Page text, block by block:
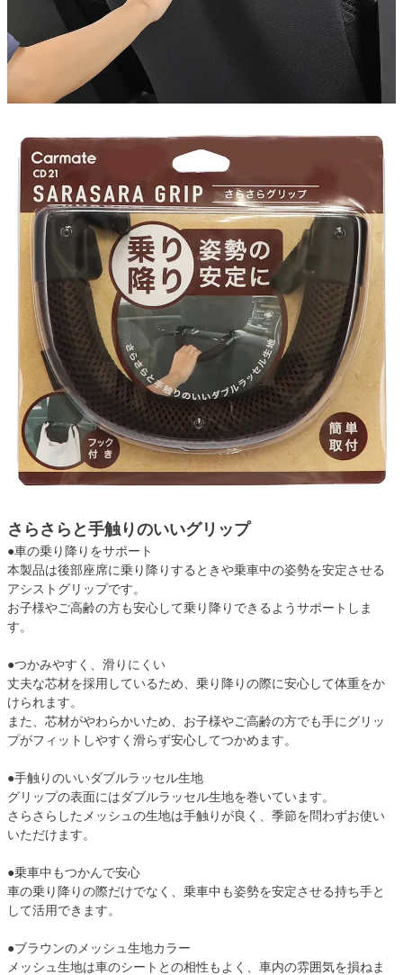
さらさらと手触りのいいグリップ
●車の乗り降りをサポート
本製品は後部座席に乗り降りするときや乗車中の姿勢を安定させる
アシストグリップです。
お子様やご高齢の方も安心して乗り降りできるようサポートしま
す。
●つかみやすく、滑りにくい
丈夫な芯材を採用しているため、乗り降りの際に安心して体重をか
けられます。
また、芯材がやわらかいため、お子様やご高齢の方でも手にグリッ
プがフィットしやすく滑らず安心してつかめます。
●手触りのいいダブルラッセル生地
グリップの表面にはダブルラッセル生地を巻いています。
さらさらしたメッシュの生地は手触りが良く、季節を問わずお使い
いただけます。
●乗車中もつかんで安心
車の乗り降りの際だけでなく、乗車中も姿勢を安定させる持ち手と
して活用できます。
●ブラウンのメッシュ生地カラー
メッシュ生地は車のシートとの相性もよく、車内の雰囲気を損ねま